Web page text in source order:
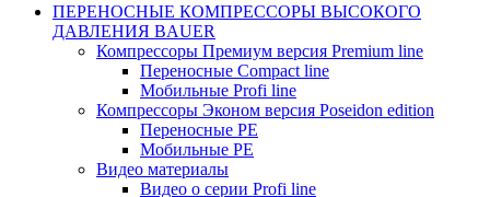
ПЕРЕНОСНЫЕ КОМПРЕССОРЫ ВЫСОКОГО
ДАВЛЕНИЯ BAUER
Компрессоры Премиум версия Premium line
Переносные Compact line
Мобильные Profi line
Компрессоры Эконом версия Poseidon edition
Переносные PE
Мобильные PE
Видео материалы
Видео о серии Profi line